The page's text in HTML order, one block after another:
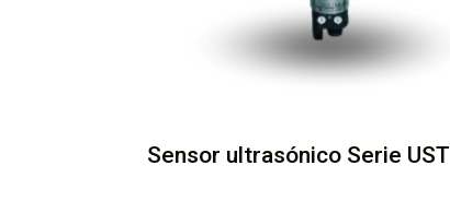
Sensor ultrasónico Serie UST